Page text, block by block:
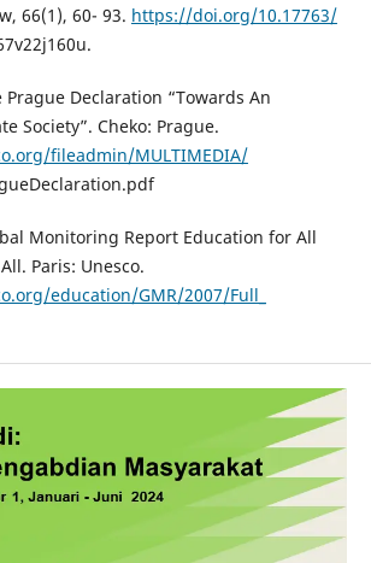
66(1), 60- 93. https://doi.org/10.17763/
Prague Declaration “Towards An
Society”. Cheko: Prague.
fileadmin/MULTIMEDIA/
Monitoring Report Education for All
Paris: Unesco.
education/GMR/2007/Full_